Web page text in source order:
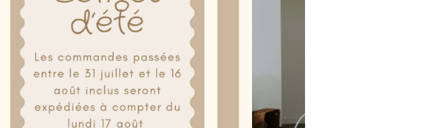
Ne pas utiliser le sèche-linge